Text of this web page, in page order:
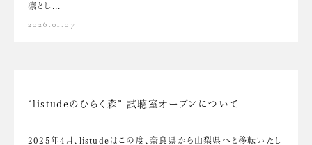
凛とし...
2026.01.07
“listudeのひらく森” 試聴室オープンについて
2025年4月、listudeはこの度、奈良県から山梨県へと移転いたし